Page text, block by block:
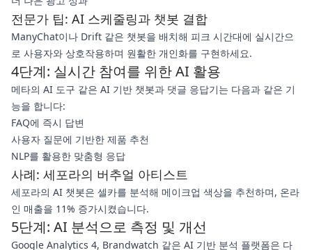
전문가 팁: AI 스케줄링과 챗봇 결합
ManyChat이나 Drift 같은 챗봇을 배치해 피크 시간대에 실시간으
로 사용자와 상호작용하며 원활한 개인화를 구현하세요.
4단계: 실시간 참여를 위한 AI 활용
메타의 AI 도구 같은 AI 기반 챗봇과 댓글 응답기는 다음과 같은 기
능을 합니다:
FAQ에 즉시 답변
사용자 질문에 기반한 제품 추천
NLP를 활용한 맞춤형 응답
사례: 세포라의 버추얼 아티스트
세포라의 AI 챗봇은 셀카를 분석해 메이크업 색상을 추천하며, 온라
인 매출을 11% 증가시켰습니다.
5단계: AI 분석으로 측정 및 개선
Google Analytics 4, Brandwatch 같은 AI 기반 분석 플랫폼은 다